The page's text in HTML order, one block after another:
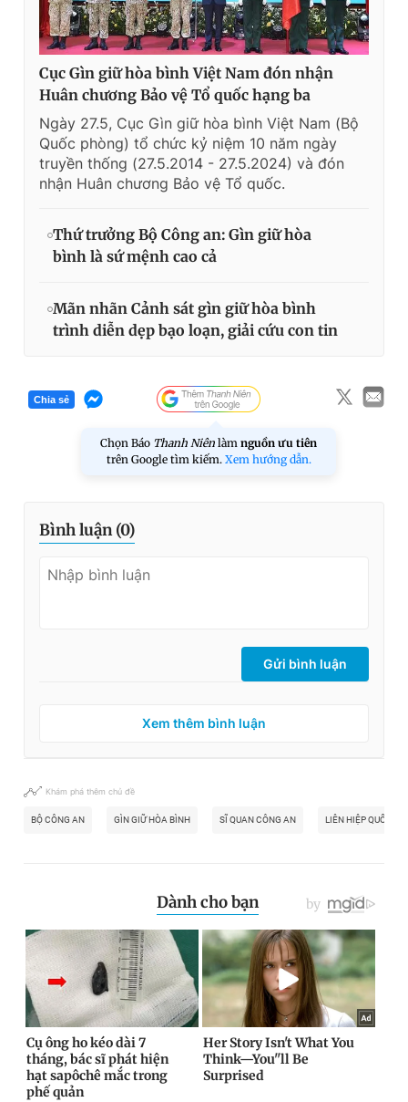
Cục Gìn giữ hòa bình Việt Nam đón nhận
Huân chương Bảo vệ Tổ quốc hạng ba
Ngày 27.5, Cục Gìn giữ hòa bình Việt Nam (Bộ
Quốc phòng) tổ chức kỷ niệm 10 năm ngày
truyền thống (27.5.2014 - 27.5.2024) và đón
nhận Huân chương Bảo vệ Tổ quốc.
Thứ trưởng Bộ Công an: Gìn giữ hòa
bình là sứ mệnh cao cả
Mãn nhãn Cảnh sát gìn giữ hòa bình
trình diễn dẹp bạo loạn, giải cứu con tin
Chia sẻ
Chọn Báo Thanh Niên làm nguồn ưu tiên
trên Google tìm kiếm. Xem hướng dẫn.
Bình luận (0)
Gửi bình luận
Xem thêm bình luận
Khám phá thêm chủ đề
BỘ CÔNG AN GÌN GIỮ HÒA BÌNH SĨ QUAN CÔNG AN LIÊN HIỆP QUỐC